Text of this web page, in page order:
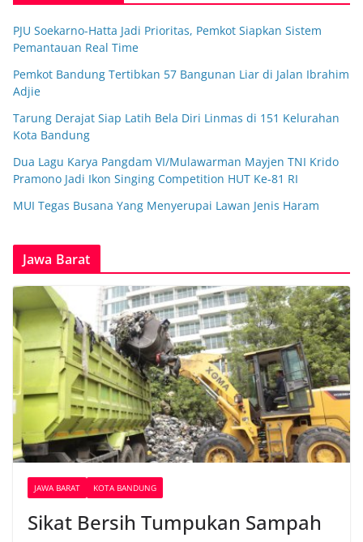
PJU Soekarno-Hatta Jadi Prioritas, Pemkot Siapkan Sistem
Pemantauan Real Time
Pemkot Bandung Tertibkan 57 Bangunan Liar di Jalan Ibrahim
Adjie
Tarung Derajat Siap Latih Bela Diri Linmas di 151 Kelurahan
Kota Bandung
Dua Lagu Karya Pangdam VI/Mulawarman Mayjen TNI Krido
Pramono Jadi Ikon Singing Competition HUT Ke-81 RI
MUI Tegas Busana Yang Menyerupai Lawan Jenis Haram
Jawa Barat
JAWA BARAT KOTA BANDUNG
Sikat Bersih Tumpukan Sampah